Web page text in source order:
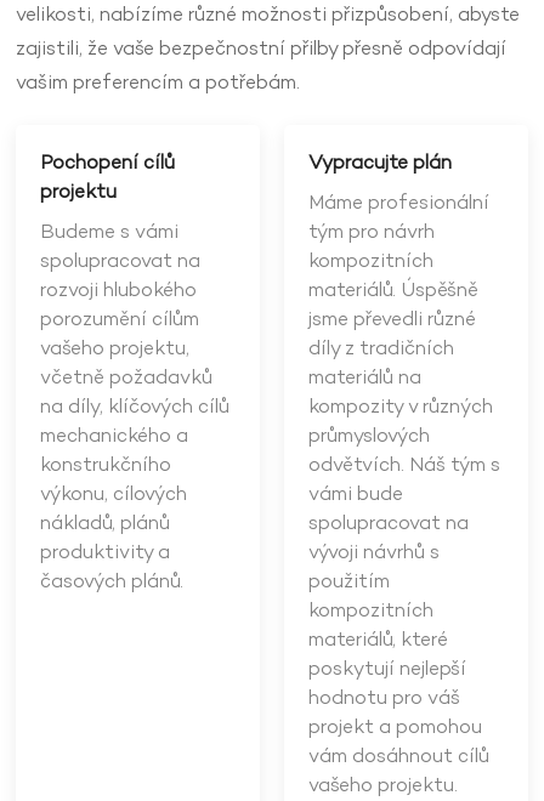
velikosti, nabízíme různé možnosti přizpůsobení, abyste
zajistili, že vaše bezpečnostní přilby přesně odpovídají
vašim preferencím a potřebám.
Pochopení cílů
projektu
Budeme s vámi
spolupracovat na
rozvoji hlubokého
porozumění cílům
vašeho projektu,
včetně požadavků
na díly, klíčových cílů
mechanického a
konstrukčního
výkonu, cílových
nákladů, plánů
produktivity a
časových plánů.
Vypracujte plán
Máme profesionální
tým pro návrh
kompozitních
materiálů. Úspěšně
jsme převedli různé
díly z tradičních
materiálů na
kompozity v různých
průmyslových
odvětvích. Náš tým s
vámi bude
spolupracovat na
vývoji návrhů s
použitím
kompozitních
materiálů, které
poskytují nejlepší
hodnotu pro váš
projekt a pomohou
vám dosáhnout cílů
vašeho projektu.